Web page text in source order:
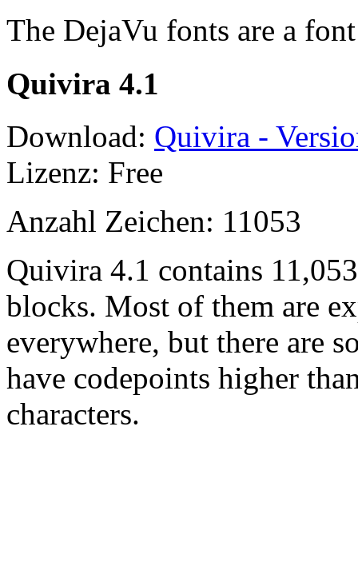
The DejaVu fonts are a
Quivira 4.1
Download: Quivira -
Lizenz: Free
Anzahl Zeichen: 11053
Quivira 4.1 contains
blocks. Most of them are
everywhere, but there are
have codepoints higher
characters.